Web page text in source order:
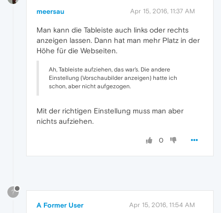
meersau Apr 15, 2016, 11:37 AM
Man kann die Tableiste auch links oder rechts
anzeigen lassen. Dann hat man mehr Platz in der
Höhe für die Webseiten.
Ah, Tableiste aufziehen, das war's. Die andere
Einstellung (Vorschaubilder anzeigen) hatte ich
schon, aber nicht aufgezogen.
Mit der richtigen Einstellung muss man aber
nichts aufziehen.
0
?
A Former User Apr 15, 2016, 11:54 AM